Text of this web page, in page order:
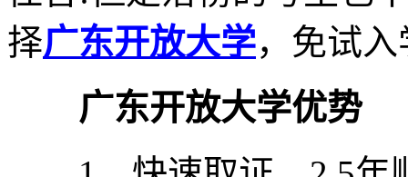
择广东开放大学，免试
广东开放大学优势